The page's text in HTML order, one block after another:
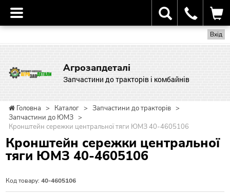
Вхід
Агрозапдеталі
Запчастини до тракторів і комбайнів
Головна > Каталог > Запчастини до тракторів >
Запчастини до ЮМЗ >
Кронштейн сережки центральної тяги ЮМЗ 40-4605106
Кронштейн сережки центральної
тяги ЮМЗ 40-4605106
Код товару: 40-4605106